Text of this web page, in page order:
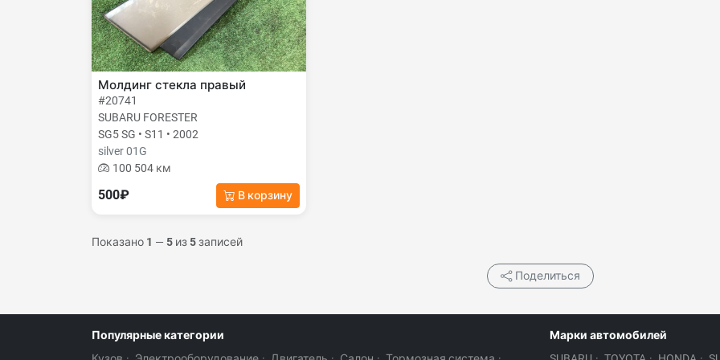
Молдинг стекла правый
#20741
SUBARU FORESTER
SG5 SG • S11 • 2002
silver 01G
100 504 км
500₽ В корзину
Показано 1 — 5 из5записей
Поделиться
Популярные категории
Марки автомобилей